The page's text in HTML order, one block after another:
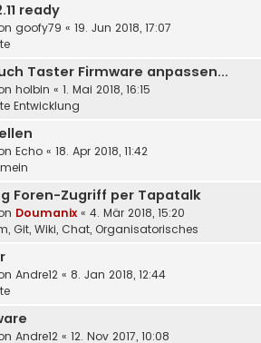
ready
goofy79 « 19. Jun 2018, 17:07
Taster Firmware anpassen...
holbin « 1. Mai 2018, 16:15
Entwicklung
Echo « 18. Apr 2018, 11:42
Foren-Zugriff per Tapatalk
Doumanix « 4. Mär 2018, 15:20
Git, Wiki, Chat, Organisatorisches
Andre12 « 8. Jan 2018, 12:44
Andre12 « 12. Nov 2017, 10:08